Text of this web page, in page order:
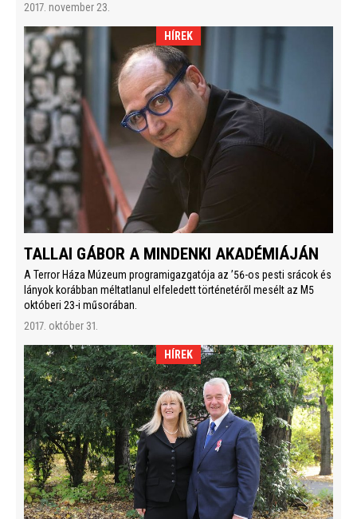
2017. november 23.
HÍREK
TALLAI GÁBOR A MINDENKI AKADÉMIÁJÁN
A Terror Háza Múzeum programigazgatója az ’56-os pesti srácok és
lányok korábban méltatlanul elfeledett történetéről mesélt az M5
októberi 23-i műsorában.
2017. október 31.
HÍREK